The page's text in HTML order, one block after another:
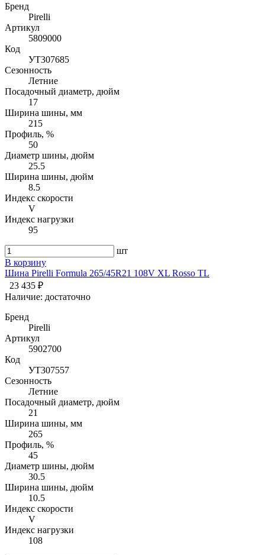
Бренд
Pirelli
Артикул
5809000
Код
УТ307685
Сезонность
Летние
Посадочный диаметр, дюйм
17
Ширина шины, мм
215
Профиль, %
50
Диаметр шины, дюйм
25.5
Ширина шины, дюйм
8.5
Индекс скорости
V
Индекс нагрузки
95
шт
В корзину
Шина Pirelli Formula 265/45R21 108V XL Rosso TL
23 435 ₽
Наличие: достаточно
Бренд
Pirelli
Артикул
5902700
Код
УТ307557
Сезонность
Летние
Посадочный диаметр, дюйм
21
Ширина шины, мм
265
Профиль, %
45
Диаметр шины, дюйм
30.5
Ширина шины, дюйм
10.5
Индекс скорости
V
Индекс нагрузки
108